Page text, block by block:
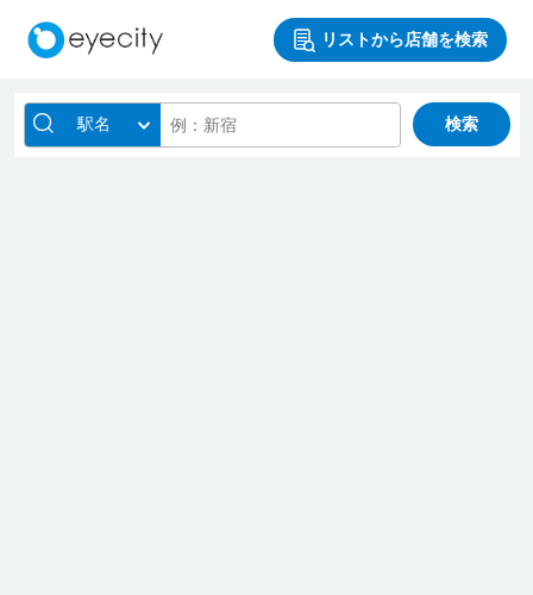
リストから店舗を検索
駅名 検索